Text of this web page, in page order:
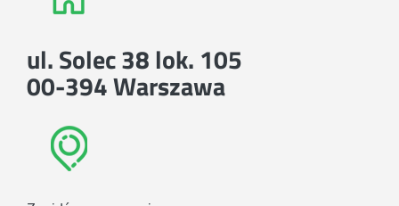
ul. Solec 38 lok. 105
00-394 Warszawa